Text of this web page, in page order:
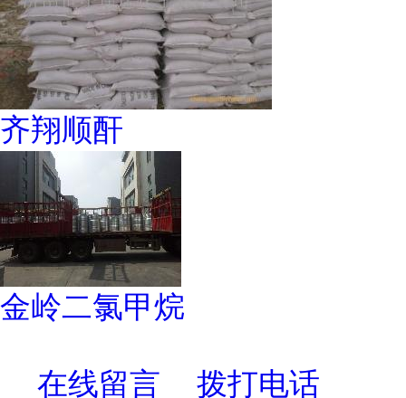
齐翔顺酐
金岭二氯甲烷
在线留言 拨打电话